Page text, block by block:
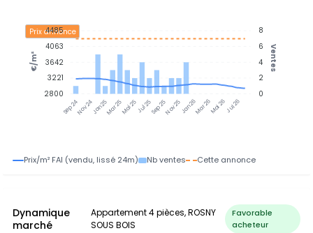
Sep 24Nov 24Jan 25Mar 25Mai 25Jul 25Sep 25Nov 25Jan 26Mar 26Mai 26Jul 26
Prix annonce
8
6
4
2
0
Ventes
4485
4063
3642
3221
2800
€/m²
Prix/m² FAI (vendu, lissé 24m) Nb ventes Cette annonce
Dynamique
marché
Appartement 4 pièces, ROSNY
SOUS BOIS
Favorable
acheteur